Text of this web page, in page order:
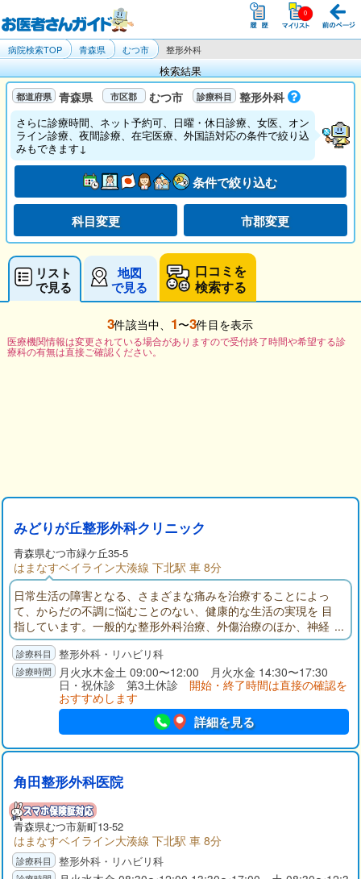
病院検索TOP 青森県 むつ市 整形外科
検索結果
青森県 むつ市 整形外科
さらに診療時間、ネット予約可、日曜・休日診療、女医、オン
ライン診療、夜間診療、在宅医療、外国語対応の条件で絞り込
みもできます↓
条件で絞り込む
科目変更 市郡変更
リスト
で見る
地図
で見る
口コミを
検索する
3件該当中、 1〜3件目を表示
医療機関情報は変更されている場合がありますので受付終了時間や希望する診
療科の有無は直接ご確認ください。
みどりが丘整形外科クリニック
青森県むつ市緑ケ丘35-5
はまなすベイライン大湊線 下北駅 車 8分
日常生活の障害となる、さまざまな痛みを治療することによっ
て、からだの不調に悩むことのない、健康的な生活の実現を 目
指しています。一般的な整形外科治療、外傷治療のほか、神経
ブロック、エコーガイド下Fasciaリリース、筋膜リリース など
の疼痛治療を行っております。
整形外科・リハビリ科
月火水木金土 09:00〜12:00 月火水金 14:30〜17:30
日・祝休診 第3土休診 開始・終了時間は直接の確認を
おすすめします
詳細を見る
角田整形外科医院
青森県むつ市新町13-52
はまなすベイライン大湊線 下北駅 車 8分
整形外科・リハビリ科